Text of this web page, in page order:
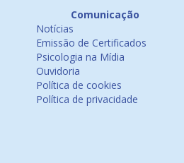
Comunicação
Notícias
Emissão de Certificados
Psicologia na Mídia
Ouvidoria
Política de cookies
Política de privacidade